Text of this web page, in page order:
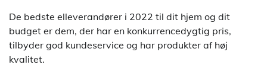
De bedste elleverandører i 2022 til dit hjem og dit
budget er dem, der har en konkurrencedygtig pris,
tilbyder god kundeservice og har produkter af høj
kvalitet.